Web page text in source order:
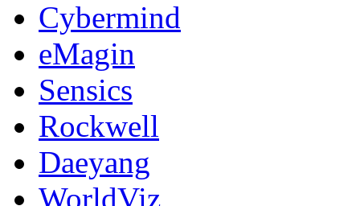
Cybermind
eMagin
Sensics
Rockwell
Daeyang
WorldViz